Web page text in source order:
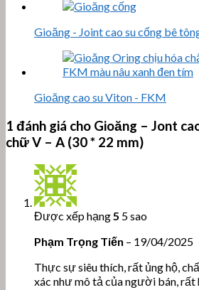
Gioăng - Joint cao su cống bê
Gioăng cao su Viton - FKM
1 đánh giá cho Gioăng – Jont
chữ V – A (30 * 22 mm)
Được xếp hạng5 5 sao
Phạm Trọng Tiến – 19/04/2025
Thực sự siêu thích, rất ủng hộ,
xác như mô tả của người bán, rất